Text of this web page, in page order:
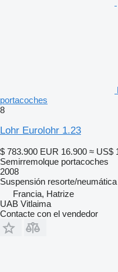
portacoches
8
Lohr Eurolohr 1.23
$ 783.900 EUR 16.900 ≈ US$
Semirremolque portacoches
2008
Suspensión resorte/neumática
Francia, Hatrize
UAB Vitlaima
Contacte con el vendedor